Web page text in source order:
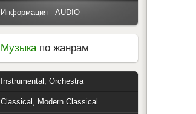
Информация - AUDIO
Музыкапо жанрам
Instrumental, Orchestra
Classical, Modern Classical